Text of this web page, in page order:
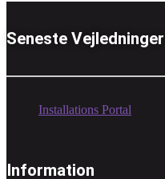
Seneste Vejledninger
Installations Portal
Information